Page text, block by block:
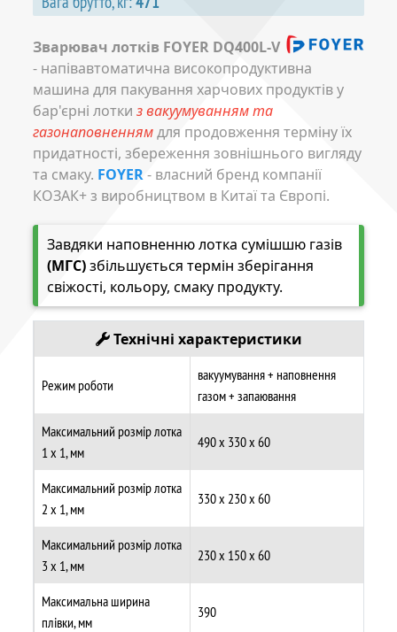
Зварювач лотків FOYER DQ400L-V
- напівавтоматична високопродуктивна
машина для пакування харчових продуктів у
бар'єрні лотки з вакуумуванням та
газонаповненнямдля продовження терміну їх
придатності, збереження зовнішнього вигляду
та смаку. FOYER- власний бренд компанії
КОЗАК+ з виробництвом в Китаї та Європі.
Завдяки наповненню лотка сумішшю газів
(МГС)збільшується термін зберігання
свіжості, кольору, смаку продукту.
Технічні характеристики
Режим роботи
вакуумування + наповнення
газом + запаювання
Максимальний розмір лотка
1 х 1, мм
490 х 330 х 60
Максимальний розмір лотка
2 х 1, мм
330 х 230 х 60
Максимальний розмір лотка
3 х 1, мм
230 х 150 х 60
Максимальна ширина
плівки, мм
390